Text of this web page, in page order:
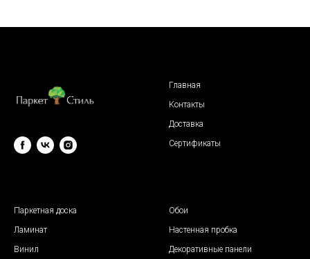
Главная
Контакты
Доставка
Сертификаты
Паркетная доска
Ламинат
Винил
Обои
Настенная пробка
Декоративные панели